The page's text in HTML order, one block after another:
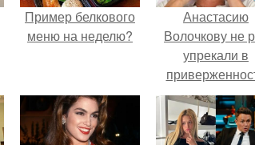
Пример белкового
меню на неделю?
Анастасию
Волочкову не
упрекали в
устаревшим
процедурам.